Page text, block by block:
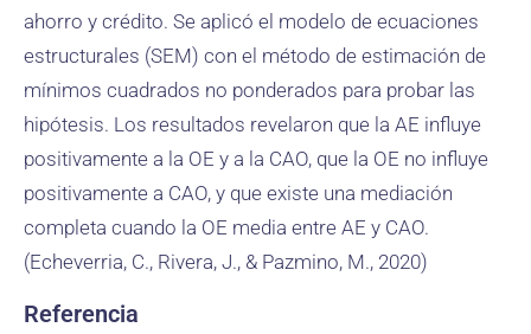
ahorro y crédito. Se aplicó el modelo de ecuaciones
estructurales (SEM) con el método de estimación de
mínimos cuadrados no ponderados para probar las
hipótesis. Los resultados revelaron que la AE influye
positivamente a la OE y a la CAO, que la OE no influye
positivamente a CAO, y que existe una mediación
completa cuando la OE media entre AE y CAO.
(Echeverria, C., Rivera, J., & Pazmino, M., 2020)
Referencia